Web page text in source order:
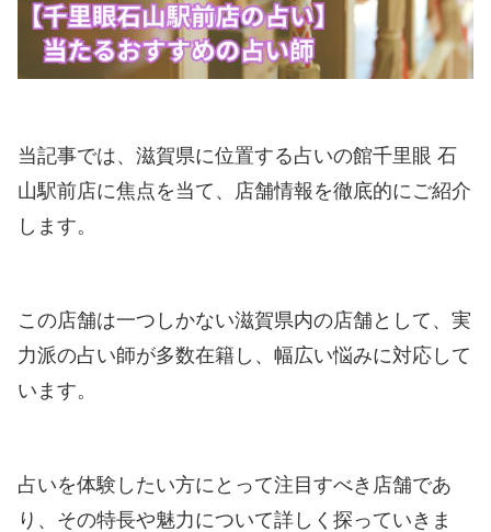
当記事では、滋賀県に位置する占いの館千里眼 石
山駅前店に焦点を当て、店舗情報を徹底的にご紹介
します。
この店舗は一つしかない滋賀県内の店舗として、実
力派の占い師が多数在籍し、幅広い悩みに対応して
います。
占いを体験したい方にとって注目すべき店舗であ
り、その特長や魅力について詳しく探っていきま